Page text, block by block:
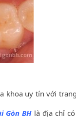
khoa uy tín với
Gòn BH là địa chỉ